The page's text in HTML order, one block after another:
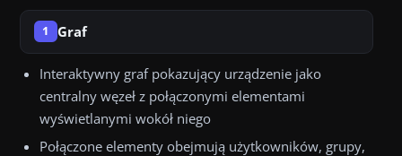
1 Graf
Interaktywny graf pokazujący urządzenie jako
centralny węzeł z połączonymi elementami
wyświetlanymi wokół niego
Połączone elementy obejmują użytkowników, grupy,